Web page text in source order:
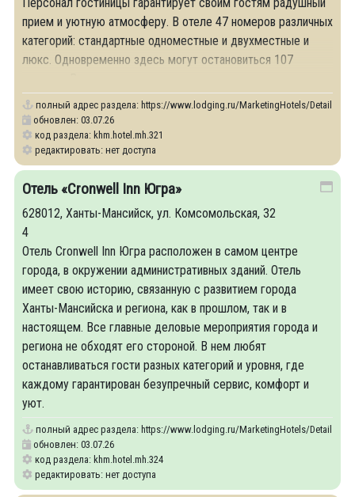
прием и уютную атмосферу. В отеле 47 номеров различных
категорий: стандартные одноместные и двухместные и
люкс. Одновременно здесь могут остановиться 107
полный адрес раздела: https://www.lodging.ru/MarketingHotels/Details/321
обновлен: 03.07.26
код раздела: khm.hotel.mh.321
редактировать: нет доступа
Отель «Cronwell Inn Югра»
628012, Ханты-Мансийск, ул. Комсомольская, 32
4
Отель Cronwell Inn Югра расположен в самом центре
города, в окружении административных зданий. Отель
имеет свою историю, связанную с развитием города
Ханты-Мансийска и региона, как в прошлом, так и в
настоящем. Все главные деловые мероприятия города и
региона не обходят его стороной. В нем любят
останавливаться гости разных категорий и уровня, где
каждому гарантирован безупречный сервис, комфорт и
уют.
полный адрес раздела: https://www.lodging.ru/MarketingHotels/Details/324
обновлен: 03.07.26
код раздела: khm.hotel.mh.324
редактировать: нет доступа